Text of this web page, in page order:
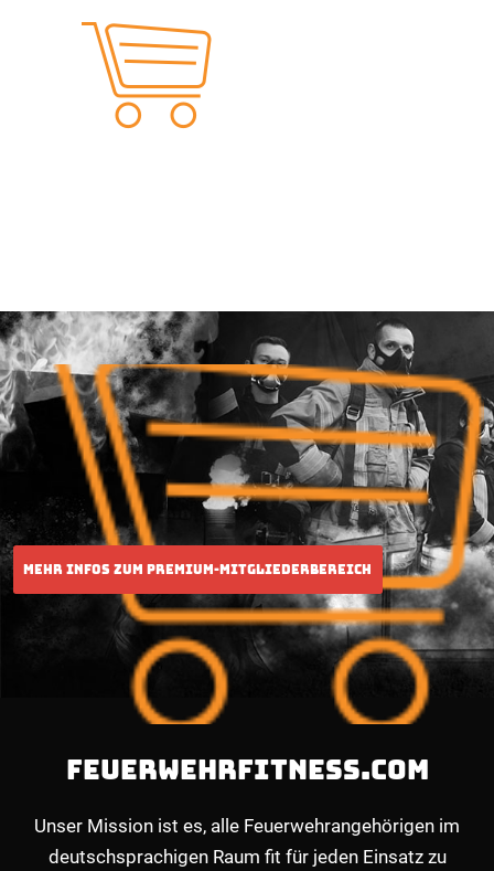
FEUERWEHRFITNESS.COM
Unser Mission ist es, alle Feuerwehrangehörigen im
deutschsprachigen Raum fit für jeden Einsatz zu